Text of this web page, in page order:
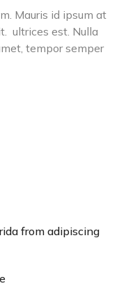
Mauris id ipsum at
ultrices est. Nulla
tempor semper
from adipiscing